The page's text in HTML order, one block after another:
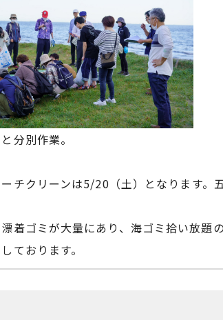
分別作業。
チクリーンは5/20（土）となります。
着ゴミが大量にあり、海ゴミ拾い放題
ております。